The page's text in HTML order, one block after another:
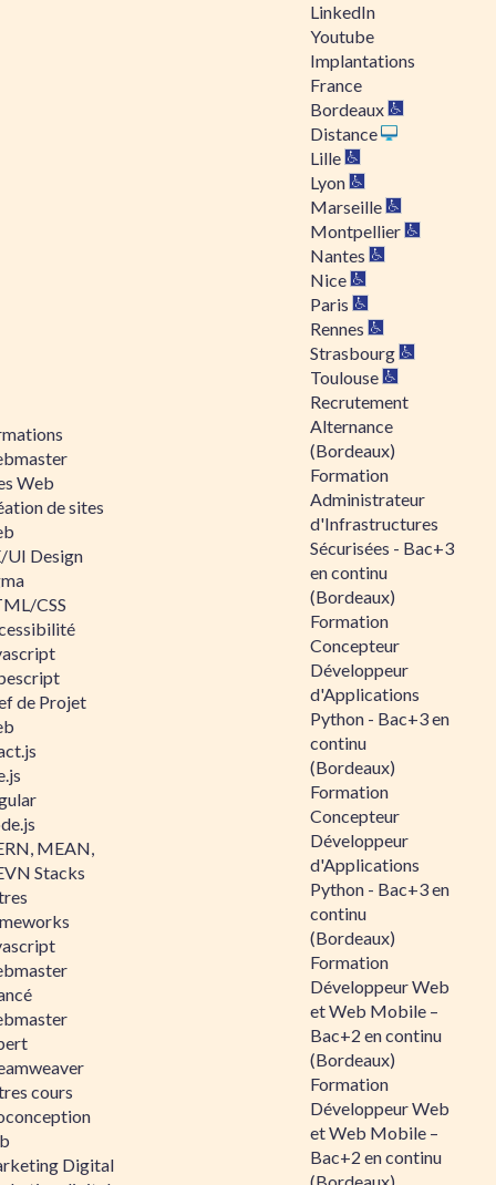
Web
de sites
UI Design
CSS
de Projet
MEAN,
Stacks
cours
Digital
LinkedIn
Youtube
Implantations
France
Bordeaux
Distance
Lille
Lyon
Marseille
Montpellier
Nantes
Nice
Paris
Rennes
Strasbourg
Toulouse
Recrutement
Alternance
(Bordeaux)
Formation
Administrateur
d'Infrastructures
Sécurisées - Bac+3
en continu
(Bordeaux)
Formation
Concepteur
Développeur
d'Applications
Python - Bac+3 en
continu
(Bordeaux)
Formation
Concepteur
Développeur
d'Applications
Python - Bac+3 en
continu
(Bordeaux)
Formation
Développeur Web
et Web Mobile –
Bac+2 en continu
(Bordeaux)
Formation
Développeur Web
et Web Mobile –
Bac+2 en continu